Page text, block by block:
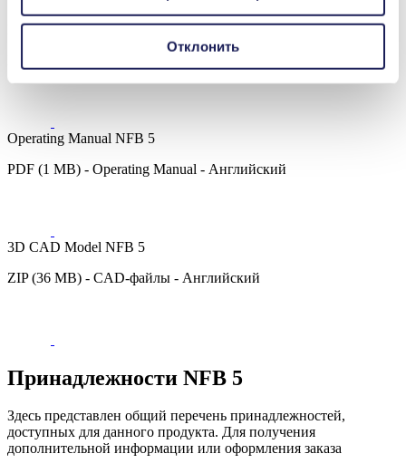
Отклонить
Datasheet NFB 5
Operating Manual NFB 5
PDF (1 MB) - Operating Manual - Английский
3D CAD Model NFB 5
ZIP (36 MB) - CAD-файлы - Английский
Принадлежности NFB 5
Здесь представлен общий перечень принадлежностей,
доступных для данного продукта. Для получения
дополнительной информации или оформления заказа